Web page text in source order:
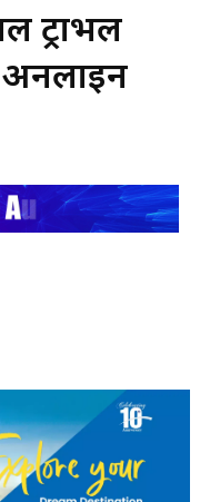
ट्राभल
अनलाइन